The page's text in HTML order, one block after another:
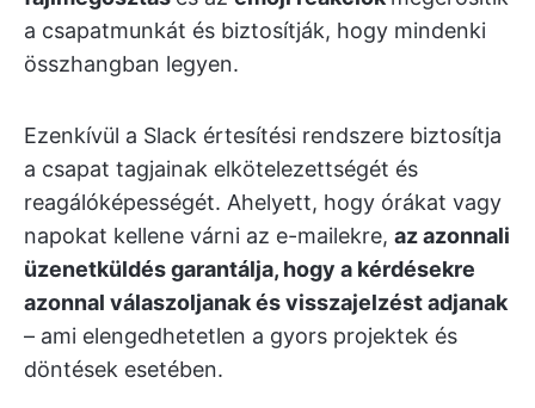
a csapatmunkát és biztosítják, hogy mindenki
összhangban legyen.
Ezenkívül a Slack értesítési rendszere biztosítja
a csapat tagjainak elkötelezettségét és
reagálóképességét. Ahelyett, hogy órákat vagy
napokat kellene várni az e-mailekre, az azonnali
üzenetküldés garantálja, hogy a kérdésekre
azonnal válaszoljanak és visszajelzést adjanak
– ami elengedhetetlen a gyors projektek és
döntések esetében.